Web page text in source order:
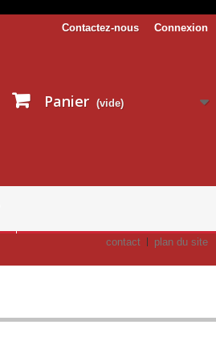
Connexion
Contactez-nous
Panier (vide)
contact plan du site